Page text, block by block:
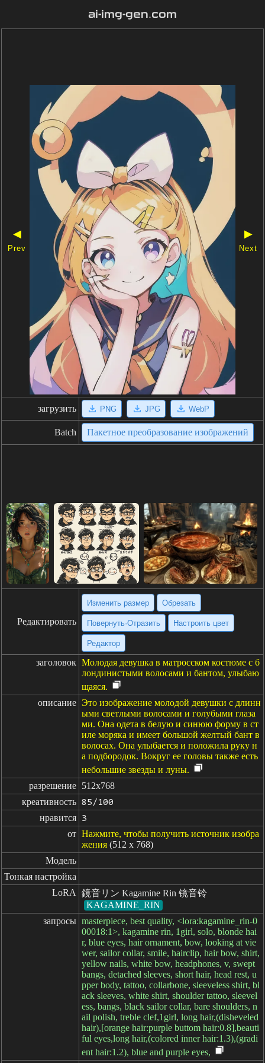
ai-img-gen.com
◀
Prev
▶
Next
загрузить PNG JPG WebP
Batch Пакетное преобразование изображений
Редактировать
Изменить размер Обрезать
Повернуть·Отразить Настроить цвет
Редактор
заголовок Молодая девушка в матросском костюме с б
лондинистыми волосами и бантом, улыбаю
щаяся.
описание Это изображение молодой девушки с длинн
ыми светлыми волосами и голубыми глаза
ми. Она одета в белую и синюю форму в ст
иле моряка и имеет большой желтый бант в
волосах. Она улыбается и положила руку н
а подбородок. Вокруг ее головы также есть
небольшие звезды и луны.
разрешение 512x768
креативность 85/100
нравится 3
от Нажмите, чтобы получить источник изобра
жения (512 x 768)
Модель
Тонкая настройка
LoRA
鏡音リン Kagamine Rin 镜音铃
KAGAMINE_RIN
запросы masterpiece, best quality, <lora:kagamine_rin-0
00018:1>, kagamine rin, 1girl, solo, blonde hai
r, blue eyes, hair ornament, bow, looking at vie
wer, sailor collar, smile, hairclip, hair bow, shirt,
yellow nails, white bow, headphones, v, swept
bangs, detached sleeves, short hair, head rest, u
pper body, tattoo, collarbone, sleeveless shirt, bl
ack sleeves, white shirt, shoulder tattoo, sleevel
ess, bangs, black sailor collar, bare shoulders, n
ail polish, treble clef,1girl, long hair,(disheveled
hair),[orange hair:purple buttom hair:0.8],beauti
ful eyes,long hair,(colored inner hair:1.3),(gradi
ent hair:1.2), blue and purple eyes,